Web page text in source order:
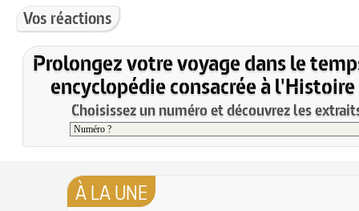
Vos réactions
Prolongez votre voyage dans le
encyclopédie consacrée à l'Histoire
Choisissez un numéro et découvrez les
À LA UNE